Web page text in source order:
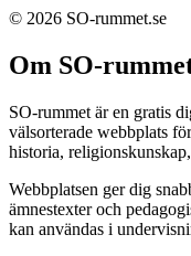
© 2026 SO-rummet.se
Om SO-
SO-rummet är en gratis
välsorterade webbplats
historia,
Webbplatsen ger dig
ämnestexter och
kan användas i